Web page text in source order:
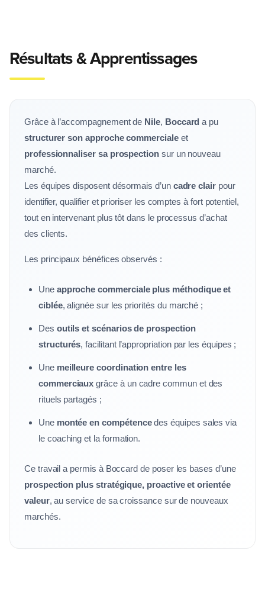
Résultats & Apprentissages
Grâce à l’accompagnement de Nile, Boccard a pu
structurer son approche commercialeet
professionnaliser sa prospectionsur un nouveau
marché.
Les équipes disposent désormais d’un cadre clairpour
identifier, qualifier et prioriser les comptes à fort potentiel,
tout en intervenant plus tôt dans le processus d’achat
des clients.
Les principaux bénéfices observés :
Une approche commerciale plus méthodique et
ciblée, alignée sur les priorités du marché ;
Des outils et scénarios de prospection
structurés, facilitant l’appropriation par les équipes ;
Une meilleure coordination entre les
commerciaux grâce à un cadre commun et des
rituels partagés ;
Une montée en compétencedes équipes sales via
le coaching et la formation.
Ce travail a permis à Boccard de poser les bases d’une
prospection plus stratégique, proactive et orientée
valeur, au service de sa croissance sur de nouveaux
marchés.